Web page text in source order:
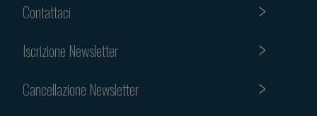
Contattaci
Iscrizione Newsletter
Cancellazione Newsletter